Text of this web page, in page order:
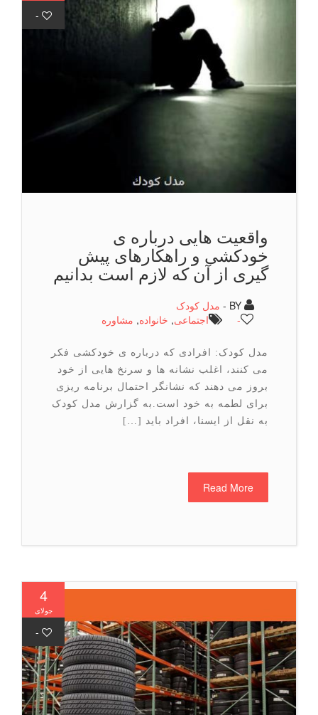
واقعیت هایی درباره ی
خودکشی و راهکارهای پیش
گیری از آن که لازم است بدانیم
مدل کودک
اجتماعی,خانواده, مشاوره
مدل کودک: افرادی که درباره ی خودکشی فکر
می کنند، اغلب نشانه ها و سرنخ هایی از خود
بروز می دهند که نشانگر احتمال برنامه ریزی
برای لطمه به خود است.به گزارش مدل کودک
به نقل از ایسنا، افراد باید […]
Read More
4
-